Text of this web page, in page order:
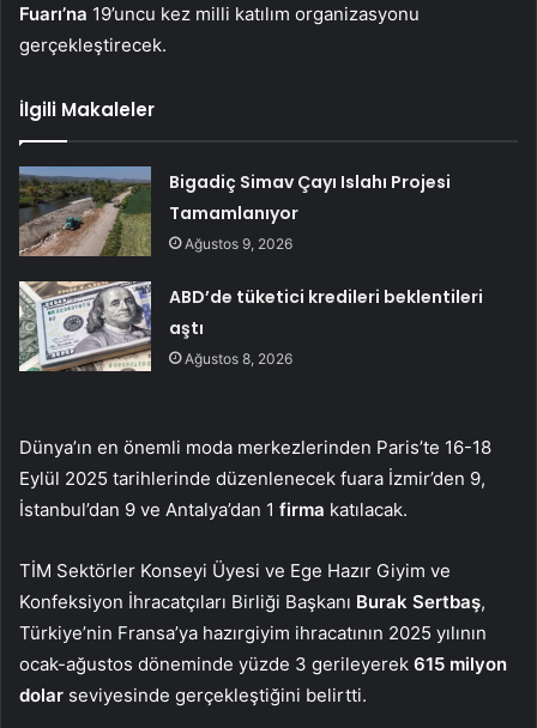
Fuarı’na 19’uncu kez milli katılım organizasyonu
gerçekleştirecek.
İlgili Makaleler
Bigadiç Simav Çayı Islahı Projesi
Tamamlanıyor
Ağustos 9, 2026
ABD’de tüketici kredileri beklentileri
aştı
Ağustos 8, 2026
Dünya’ın en önemli moda merkezlerinden Paris’te 16-18
Eylül 2025 tarihlerinde düzenlenecek fuara İzmir’den 9,
İstanbul’dan 9 ve Antalya’dan 1 firma katılacak.
TİM Sektörler Konseyi Üyesi ve Ege Hazır Giyim ve
Konfeksiyon İhracatçıları Birliği Başkanı Burak Sertbaş,
Türkiye’nin Fransa’ya hazırgiyim ihracatının 2025 yılının
ocak-ağustos döneminde yüzde 3 gerileyerek 615 milyon
dolar seviyesinde gerçekleştiğini belirtti.